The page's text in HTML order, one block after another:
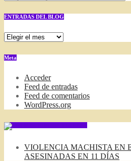
ENTRADAS DEL BLOG
ENTRADAS
BLOG
Meta
Acceder
Feed de entradas
Feed de comentarios
WordPress.org
VIOLENCIA MACHISTA EN
ASESINADAS EN 11 DÍAS